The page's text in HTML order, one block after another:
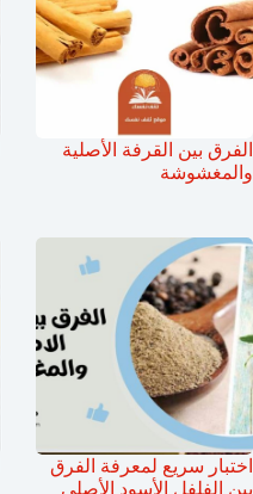
الفرق بين القرفة الأصلية
والمغشوشة
اختبار سريع لمعرفة الفرق
بين الفلفل الأسود الأصلي